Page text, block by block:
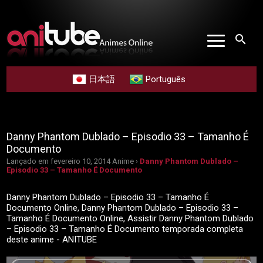
search
日本語 Português
Danny Phantom Dublado – Episodio 33 – Tamanho É
Documento
Lançado em fevereiro 10, 2014 Anime › Danny Phantom Dublado –
Episodio 33 – Tamanho É Documento
Danny Phantom Dublado – Episodio 33 – Tamanho É
Documento Online, Danny Phantom Dublado – Episodio 33 –
Tamanho É Documento Online, Assistir Danny Phantom Dublado
– Episodio 33 – Tamanho É Documento temporada completa
deste anime - ANITUBE